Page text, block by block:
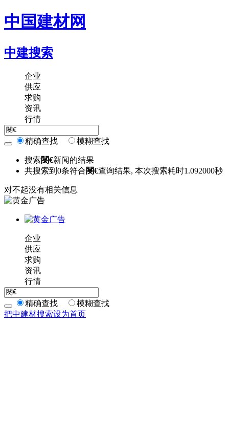
中国建材网
中建搜索
企业
供应
求购
资讯
行情
精确查找 模糊查找
搜索閿€新闻的结果
共搜索到 0条符合閿€查询结果, 本次搜索耗时1.092000秒
对不起没有相关信息
企业
供应
求购
资讯
行情
精确查找
模糊查找
把中建材搜索设为首页